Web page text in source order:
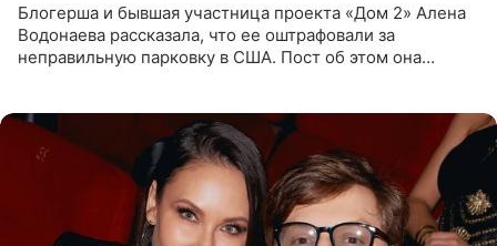
Блогерша и бывшая участница проекта «Дом 2» Алена
Водонаева рассказала, что ее оштрафовали за
неправильную парковку в США. Пост об этом она